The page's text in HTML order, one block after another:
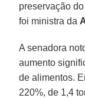
preservação
foi ministra da
A senadora
aumento
de alimentos.
220%, de 1,4